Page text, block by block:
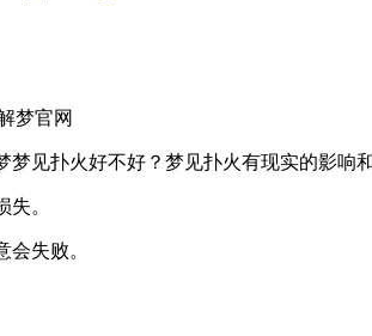
梦官网
梦见扑火好不好？梦见扑火有现实的影响
。
失败。